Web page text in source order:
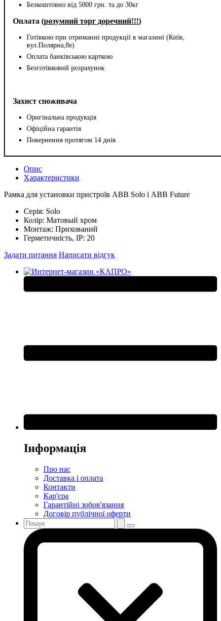
Безкоштовно від 5000 грн. та до 30кг
Оплата (розумний торг доречний!!!)
Готівкою при отриманні продукції в магазині (Київ,
вул.Полярна,8е)
Оплата банківською карткою
Безготівковий розрахунок
Захист споживача
Оригінальна продукція
Офіційна гарантія
Повернення протягом 14 днів
Опис
Характеристики
Рамка для установки пристроїв ABB Solo і ABB Future
Серія: Solo
Колір: Матовый хром
Монтаж: Прихований
Герметичність, IP: 20
Задати питання Написати відгук
Інформація
Про нас
Доставка і оплата
Контакти
Кар'єра
Гарантійні зобов'язання
Договір публічної оферти